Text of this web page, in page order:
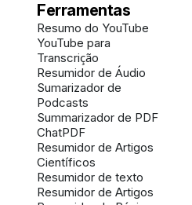
Ferramentas
Resumo do YouTube
YouTube para
Transcrição
Resumidor de Áudio
Sumarizador de
Podcasts
Summarizador de PDF
ChatPDF
Resumidor de Artigos
Científicos
Resumidor de texto
Resumidor de Artigos